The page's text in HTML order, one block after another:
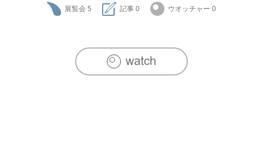
展覧会 5 記事 0 ウオッチャー 0